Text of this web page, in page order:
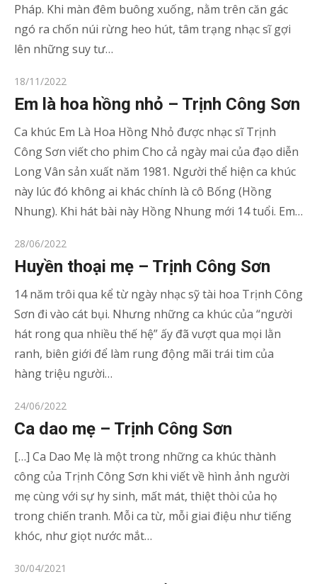
Pháp. Khi màn đêm buông xuống, nằm trên căn gác
ngó ra chốn núi rừng heo hút, tâm trạng nhạc sĩ gợi
lên những suy tư…
Posted
on
18/11/2022
Em là hoa hồng nhỏ – Trịnh Công Sơn
Ca khúc Em Là Hoa Hồng Nhỏ được nhạc sĩ Trịnh
Công Sơn viết cho phim Cho cả ngày mai của đạo diễn
Long Vân sản xuất năm 1981. Người thể hiện ca khúc
này lúc đó không ai khác chính là cô Bống (Hồng
Nhung). Khi hát bài này Hồng Nhung mới 14 tuổi. Em…
Posted
on
28/06/2022
Huyền thoại mẹ – Trịnh Công Sơn
14 năm trôi qua kể từ ngày nhạc sỹ tài hoa Trịnh Công
Sơn đi vào cát bụi. Nhưng những ca khúc của “người
hát rong qua nhiều thế hệ” ấy đã vượt qua mọi lằn
ranh, biên giới để làm rung động mãi trái tim của
hàng triệu người…
Posted
on
24/06/2022
Ca dao mẹ – Trịnh Công Sơn
[…] Ca Dao Mẹ là một trong những ca khúc thành
công của Trịnh Công Sơn khi viết về hình ảnh người
mẹ cùng với sự hy sinh, mất mát, thiệt thòi của họ
trong chiến tranh. Mỗi ca từ, mỗi giai điệu như tiếng
khóc, như giọt nước mắt…
Posted
30/04/2021